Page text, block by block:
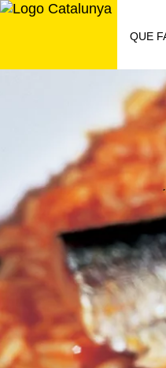
Aller
QUE